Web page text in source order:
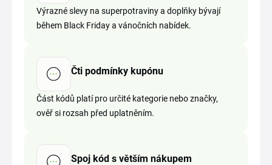
Výrazné slevy na superpotraviny a doplňky bývají
během Black Friday a vánočních nabídek.
Čti podmínky kupónu
Část kódů platí pro určité kategorie nebo značky,
ověř si rozsah před uplatněním.
Spoj kód s větším nákupem